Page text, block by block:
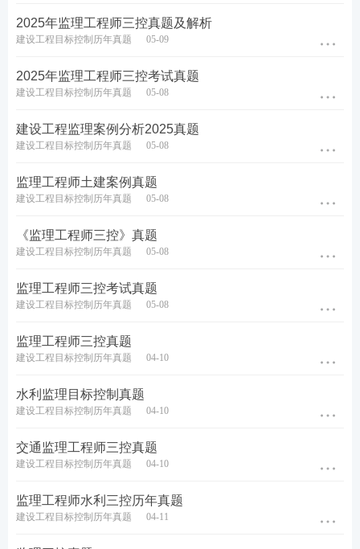
考试科目
直播
时间
直播老师
合同管
5月1
7日
18：
王竹梅
法规
5月1
18：
00起
目标控
5月1
8日
00起
江凌俊
析(土建)
7：3
0起
对固定合格标准有关事项的通告》，其中，监理工
2025年监理工程师三控真题及解析
建设工程目标控制历年真题 05-09
2025年监理工程师三控考试真题
建设工程目标控制历年真题 05-08
建设工程监理案例分析2025真题
建设工程目标控制历年真题 05-08
监理工程师土建案例真题
建设工程目标控制历年真题 05-08
《监理工程师三控》真题
建设工程目标控制历年真题 05-08
监理工程师三控考试真题
建设工程目标控制历年真题 05-08
监理工程师三控真题
建设工程目标控制历年真题 04-10
水利监理目标控制真题
建设工程目标控制历年真题 04-10
交通监理工程师三控真题
建设工程目标控制历年真题 04-10
监理工程师水利三控历年真题
建设工程目标控制历年真题 04-11